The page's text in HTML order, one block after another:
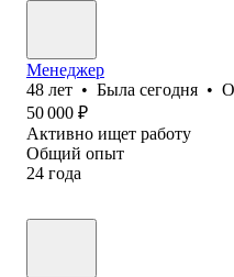
Менеджер
48 лет • Была сегодня •
50 000 ₽
Активно ищет работу
Общий опыт
24 года